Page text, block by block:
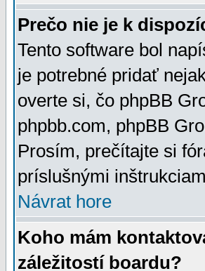
Prečo nie je k
Tento software bol
je potrebné pridať
overte si, čo phpBB
phpbb.com, phpBB
Prosím, prečítajte si
príslušnými
Návrat hore
Koho mám
záležitostí boardu?